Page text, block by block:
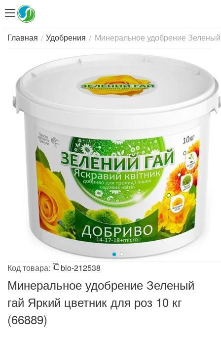
Главная / Удобрения / Минеральное удобрение Зеленый
Код товара: bio-212538
Минеральное удобрение Зеленый
гай Яркий цветник для роз 10 кг
(66889)